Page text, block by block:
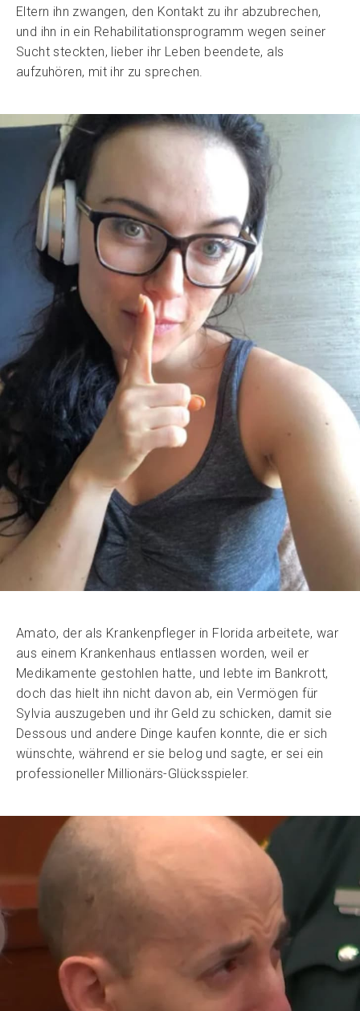
Eltern ihn zwangen, den Kontakt zu ihr abzubrechen,
und ihn in ein Rehabilitationsprogramm wegen seiner
Sucht steckten, lieber ihr Leben beendete, als
aufzuhören, mit ihr zu sprechen.
Amato, der als Krankenpfleger in Florida arbeitete, war
aus einem Krankenhaus entlassen worden, weil er
Medikamente gestohlen hatte, und lebte im Bankrott,
doch das hielt ihn nicht davon ab, ein Vermögen für
Sylvia auszugeben und ihr Geld zu schicken, damit sie
Dessous und andere Dinge kaufen konnte, die er sich
wünschte, während er sie belog und sagte, er sei ein
professioneller Millionärs-Glücksspieler.